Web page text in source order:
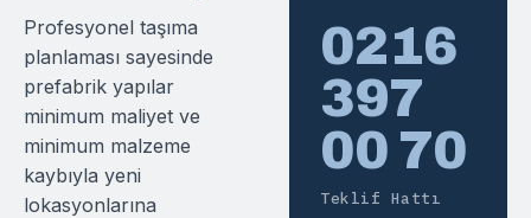
Profesyonel taşıma
planlaması sayesinde
prefabrik yapılar
minimum maliyet ve
minimum malzeme
kaybıyla yeni
lokasyonlarına
0216
397
00 70
Teklif Hattı